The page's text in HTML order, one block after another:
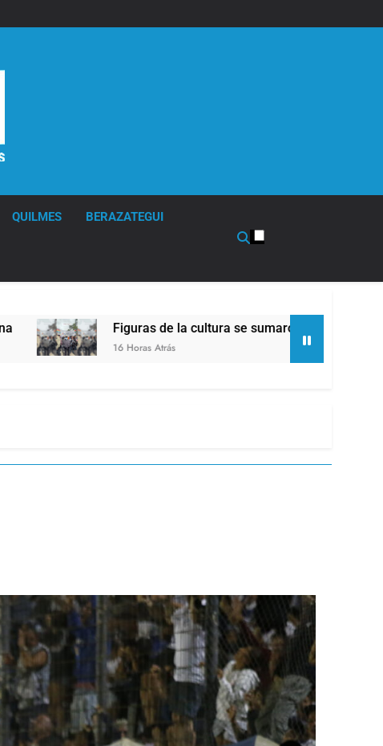
QUILMES BERAZATEGUI
Figuras de la cultura se sumaron a la marcha frente al Congreso
16 Horas Atrás